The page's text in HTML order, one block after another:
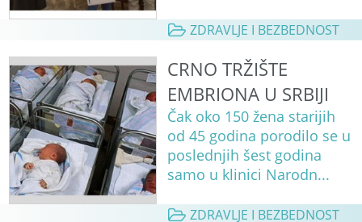
ZDRAVLJE I BEZBEDNOST
CRNO TRŽIŠTE
EMBRIONA U SRBIJI
Čak oko 150 žena starijih
od 45 godina porodilo se u
poslednjih šest godina
samo u klinici Narodn...
ZDRAVLJE I BEZBEDNOST